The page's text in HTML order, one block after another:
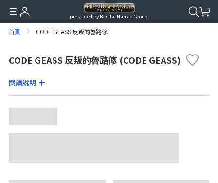
presented by Bandai Namco Group.
首頁 CODE GEASS 反叛的魯路修
CODE GEASS 反叛的魯路修 (CODE GEASS)
閱讀說明